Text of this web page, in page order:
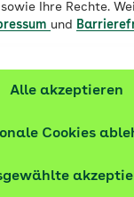
Ihre Rechte.
und
Cookies
Alle akzeptieren